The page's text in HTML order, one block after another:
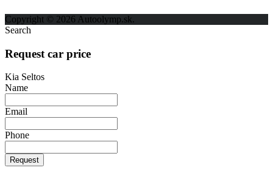
Copyright © 2026 Autoolymp.sk.
Search
Request car price
Kia Seltos
Name
Email
Phone
Request